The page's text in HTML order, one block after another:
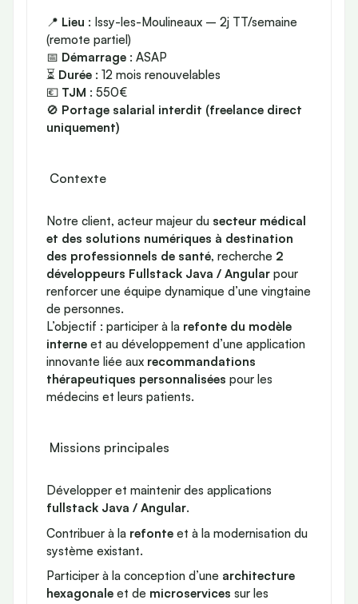
📍 Lieu : Issy-les-Moulineaux – 2j TT/semaine
(remote partiel)
📅 Démarrage : ASAP
⏳ Durée : 12 mois renouvelables
💶 TJM : 550€
🚫 Portage salarial interdit (freelance direct
uniquement)
Contexte
Notre client, acteur majeur du secteur médical
et des solutions numériques à destination
des professionnels de santé, recherche 2
développeurs Fullstack Java / Angular pour
renforcer une équipe dynamique d’une vingtaine
de personnes.
L’objectif : participer à la refonte du modèle
interne et au développement d’une application
innovante liée aux recommandations
thérapeutiques personnalisées pour les
médecins et leurs patients.
Missions principales
Développer et maintenir des applications
fullstack Java / Angular.
Contribuer à la refonte et à la modernisation du
système existant.
Participer à la conception d’une architecture
hexagonale et de microservices sur les